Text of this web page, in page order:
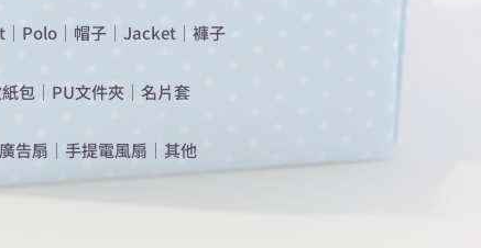
｜ Polo ｜ 帽子 ｜ Jacket ｜ 褲子
包 ｜ PU文件夾 ｜ 名片套
​廣告扇 ｜ 手提電風扇 ｜ 其他